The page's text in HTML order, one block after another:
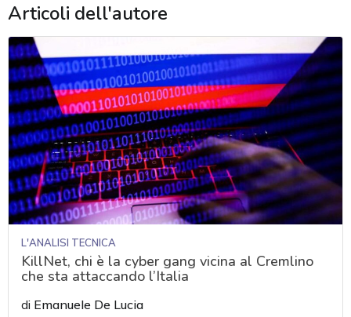
Articoli dell'autore
L'ANALISI TECNICA
KillNet, chi è la cyber gang vicina al Cremlino
che sta attaccando l’Italia
di Emanuele De Lucia